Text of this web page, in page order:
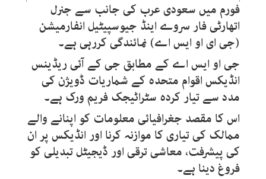
فورم میں سعودی عرب کی جانب سے جنرل
اتھارٹی فار سروے اینڈ جیوسپیٹیل انفارمیشن
(جی ای او ایس اے) نمائندگی کررہی ہے۔
جی او ایس اے کے مطابق جی کے آئی ریڈینس
انڈیکس اقوام متحدہ کے شماریات ڈویژن کی
مدد سے تیار کردہ سٹراٹیجک فریم ورک ہے۔
اس کا مقصد جغرافیائی معلومات کو اپنانے والے
ممالک کی تیاری کا موازنہ کرنا اور انڈیکس پر ان
کی پیشرفت، معاشی ترقی اور ڈیجیٹل تبدیلی کو
فروغ دینا ہے۔